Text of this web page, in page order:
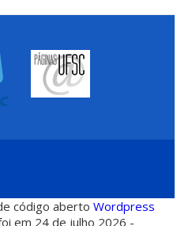
código abertoWordpress
em 24 de julho 2026 -